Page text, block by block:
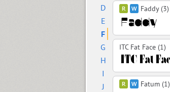
D
E
F
G
H
I
J
Faddy (3)
ITC Fat Face (1)
Fatum (1)